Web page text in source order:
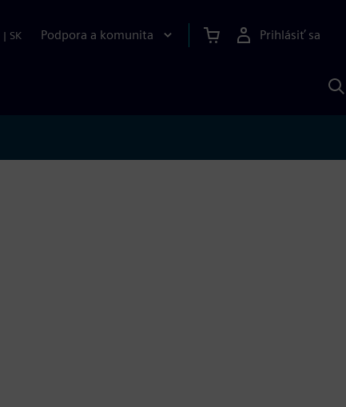
| SK Podpora a komunita Prihlásiť sa